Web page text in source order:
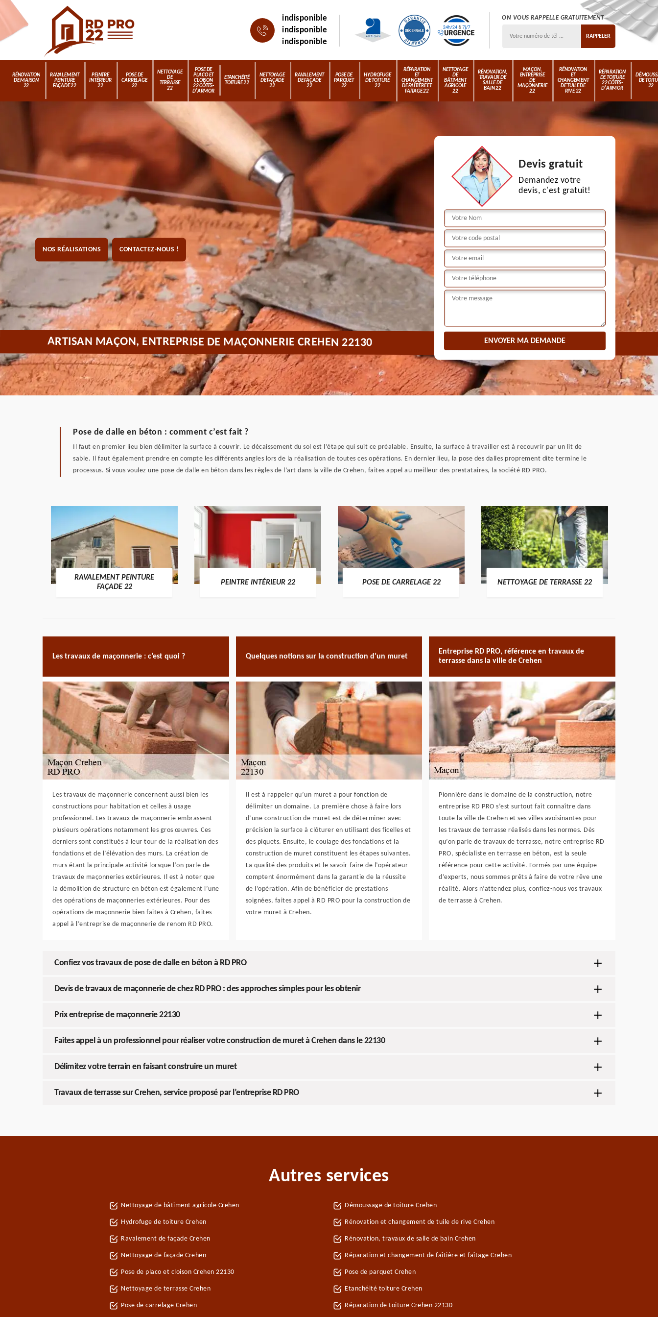
indisponible
indisponible
indisponible
ON VOUS RAPPELLE GRATUITEMENT
RÉNOVATION
DE MAISON
22
RAVALEMENT
PEINTURE
FAÇADE 22
PEINTRE
INTÉRIEUR
22
POSE DE
CARRELAGE
22
NETTOYAGE
DE
TERRASSE
22
POSE DE
PLACO ET
CLOISON
22 CÔTES-
D'ARMOR
ETANCHÉITÉ
TOITURE 22
NETTOYAGE
DE FAÇADE
22
RAVALEMENT
DE FAÇADE
22
POSE DE
PARQUET
22
HYDROFUGE
DE TOITURE
22
RÉPARATION
ET
CHANGEMENT
DE FAÎTIÈRE ET
FAÎTAGE 22
NETTOYAGE
DE
BÂTIMENT
AGRICOLE
22
RÉNOVATION,
TRAVAUX DE
SALLE DE
BAIN 22
MAÇON,
ENTREPRISE
DE
MAÇONNERIE
22
RÉNOVATION
ET
CHANGEMENT
DE TUILE DE
RIVE 22
RÉPARATION
DE TOITURE
22 CÔTES-
D'ARMOR
DE
22
NOS RÉALISATIONS CONTACTEZ-NOUS !
Devis gratuit
Demandez votre
devis, c'est gratuit!
ARTISAN MAÇON, ENTREPRISE DE MAÇONNERIE CREHEN 22130
Pose de dalle en béton : comment c’est fait ?
Il faut en premier lieu bien délimiter la surface à couvrir. Le décaissement du sol est l’étape qui suit ce préalable. Ensuite, la surface à travailler est à recouvrir par un lit de
sable. Il faut également prendre en compte les différents angles lors de la réalisation de toutes ces opérations. En dernier lieu, la pose des dalles proprement dite termine le
processus. Si vous voulez une pose de dalle en béton dans les règles de l’art dans la ville de Crehen, faites appel au meilleur des prestataires, la société RD PRO.
RAVALEMENT PEINTURE
FAÇADE 22
PEINTRE INTÉRIEUR 22 POSE DE CARRELAGE 22 NETTOYAGE DE TERRASSE 22
Les travaux de maçonnerie : c’est quoi ?
Les travaux de maçonnerie concernent aussi bien les
constructions pour habitation et celles à usage
professionnel. Les travaux de maçonnerie embrassent
plusieurs opérations notamment les gros œuvres. Ces
derniers sont constitués à leur tour de la réalisation des
fondations et de l’élévation des murs. La création de
murs étant la principale activité lorsque l’on parle de
travaux de maçonneries extérieures. Il est à noter que
la démolition de structure en béton est également l’une
des opérations de maçonneries extérieures. Pour des
opérations de maçonnerie bien faites à Crehen, faites
appel à l’entreprise de maçonnerie de renom RD PRO.
Quelques notions sur la construction d’un muret
Il est à rappeler qu’un muret a pour fonction de
délimiter un domaine. La première chose à faire lors
d’une construction de muret est de déterminer avec
précision la surface à clôturer en utilisant des ficelles et
des piquets. Ensuite, le coulage des fondations et la
construction de muret constituent les étapes suivantes.
La qualité des produits et le savoir-faire de l’opérateur
comptent énormément dans la garantie de la réussite
de l’opération. Afin de bénéficier de prestations
soignées, faites appel à RD PRO pour la construction de
votre muret à Crehen.
Entreprise RD PRO, référence en travaux de
terrasse dans la ville de Crehen
Pionnière dans le domaine de la construction, notre
entreprise RD PRO s’est surtout fait connaître dans
toute la ville de Crehen et ses villes avoisinantes pour
les travaux de terrasse réalisés dans les normes. Dès
qu’on parle de travaux de terrasse, notre entreprise RD
PRO, spécialiste en terrasse en béton, est la seule
référence pour cette activité. Formés par une équipe
d’experts, nous sommes prêts à faire de votre rêve une
réalité. Alors n’attendez plus, confiez-nous vos travaux
de terrasse à Crehen.
Confiez vos travaux de pose de dalle en béton à RD PRO
Devis de travaux de maçonnerie de chez RD PRO : des approches simples pour les obtenir
Prix entreprise de maçonnerie 22130
Faites appel à un professionnel pour réaliser votre construction de muret à Crehen dans le 22130
Délimitez votre terrain en faisant construire un muret
Travaux de terrasse sur Crehen, service proposé par l’entreprise RD PRO
Autres services
Nettoyage de bâtiment agricole Crehen
Hydrofuge de toiture Crehen
Ravalement de façade Crehen
Nettoyage de façade Crehen
Pose de placo et cloison Crehen 22130
Nettoyage de terrasse Crehen
Pose de carrelage Crehen
Démoussage de toiture Crehen
Rénovation et changement de tuile de rive Crehen
Rénovation, travaux de salle de bain Crehen
Réparation et changement de faîtière et faîtage Crehen
Pose de parquet Crehen
Etanchéité toiture Crehen
Réparation de toiture Crehen 22130